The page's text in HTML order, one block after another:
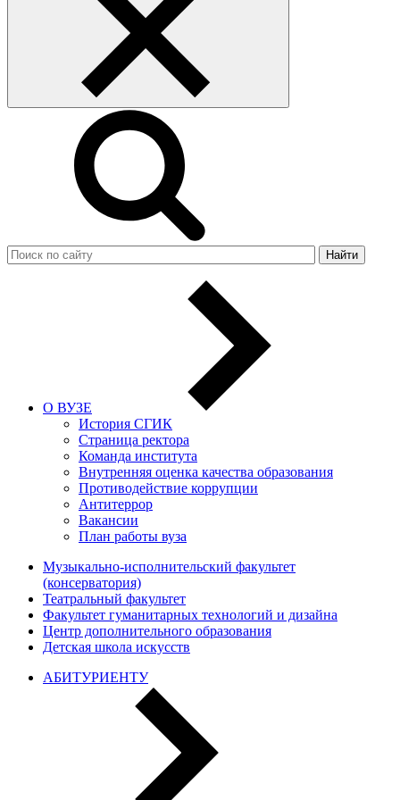
Найти
О ВУЗЕ
История СГИК
Страница ректора
Команда института
Внутренняя оценка качества образования
Противодействие коррупции
Антитеррор
Вакансии
План работы вуза
Музыкально-исполнительский факультет
(консерватория)
Театральный факультет
Факультет гуманитарных технологий и дизайна
Центр дополнительного образования
Детская школа искусств
АБИТУРИЕНТУ